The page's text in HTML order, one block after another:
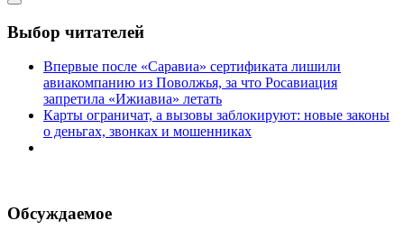
Выбор читателей
Впервые после «Саравиа» сертификата лишили
авиакомпанию из Поволжья, за что Росавиация
запретила «Ижиавиа» летать
Карты ограничат, а вызовы заблокируют: новые законы
о деньгах, звонках и мошенниках
Обсуждаемое